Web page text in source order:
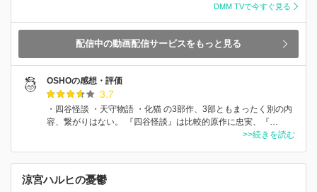
DMM TVで今すぐ見る
配信中の動画配信サービスをもっと見る
OSHOの感想・評価
3.7
・四谷怪談 ・天守物語 ・化猫 の3部作、3部ともまったく別の内
容、繋がりはない。 『四谷怪談』は比較的原作に忠実、『…
>>続きを読む
涼宮ハルヒの憂鬱